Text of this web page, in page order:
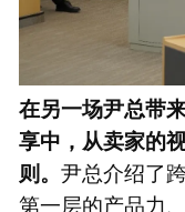
在另一场尹总带
享中，从卖家的
则。 尹总介绍了
第一层的产品力